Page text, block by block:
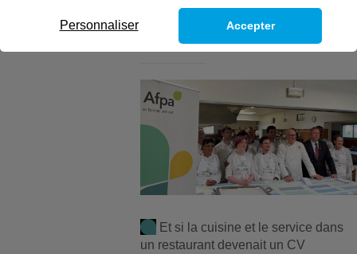
Et si la cuisine et le service dans
un restaurant devenait un CV
Personnaliser Accepter